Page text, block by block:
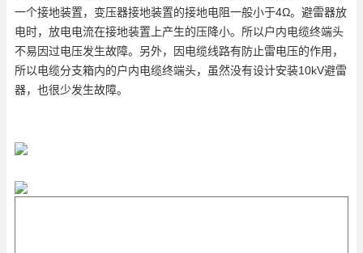
一个接地装置，变压器接地装置的接地电阻一般小于4Ω。避雷器放
电时，放电电流在接地装置上产生的压降小。所以户内电缆终端头
不易因过电压发生故障。另外，因电缆线路有防止雷电压的作用，
所以电缆分支箱内的户内电缆终端头，虽然没有设计安装10kV避雷
器，也很少发生故障。